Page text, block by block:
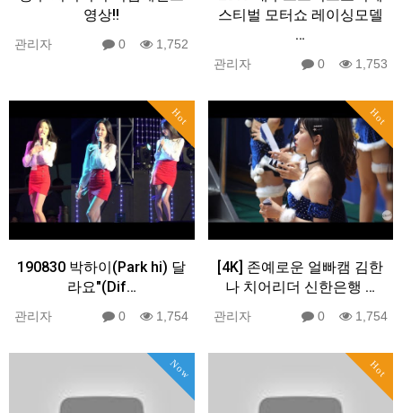
영상!!
관리자 0 1,752
스티벌 모터쇼 레이싱모델
…
관리자 0 1,753
Hot
190830 박하이(Park hi) 달
라요"(Dif…
관리자 0 1,754
Hot
[4K] 존예로운 얼빠캠 김한
나 치어리더 신한은행 …
관리자 0 1,754
Now Hot